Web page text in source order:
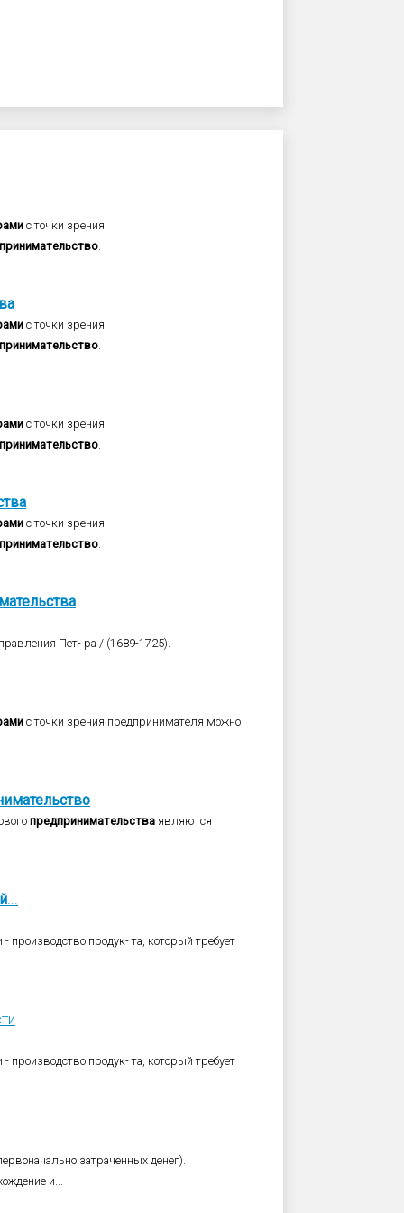
с точки зрения
принимательство.
с точки зрения
принимательство.
с точки зрения
принимательство.
с точки зрения
принимательство.
Пет- ра / (1689-1725).
с точки зрения предпринимателя можно
предпринимательства являются
...
- производство продук- та, который требует
- производство продук- та, который требует
затраченных денег).
и...